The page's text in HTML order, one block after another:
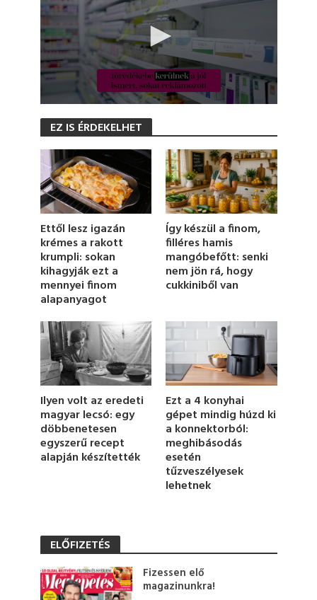
s
n
s
o
f
m
i
n
u
t
e
,
3
s
c
o
n
s
EZ IS ÉRDEKELHET
Ettől lesz igazán
krémes a rakott
krumpli: sokan
kihagyják ezt a
mennyei finom
alapanyagot
Így készül a finom,
filléres hamis
mangóbefőtt: senki
nem jön rá, hogy
cukkiniből van
Ilyen volt az eredeti
magyar lecsó: egy
döbbenetesen
egyszerű recept
alapján készítették
Ezt a 4 konyhai
gépet mindig húzd ki
a konnektorból:
meghibásodás
esetén
tűzveszélyesek
lehetnek
ELŐFIZETÉS
Fizessen elő
magazinunkra!